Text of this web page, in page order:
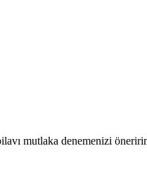
mutlaka denemenizi